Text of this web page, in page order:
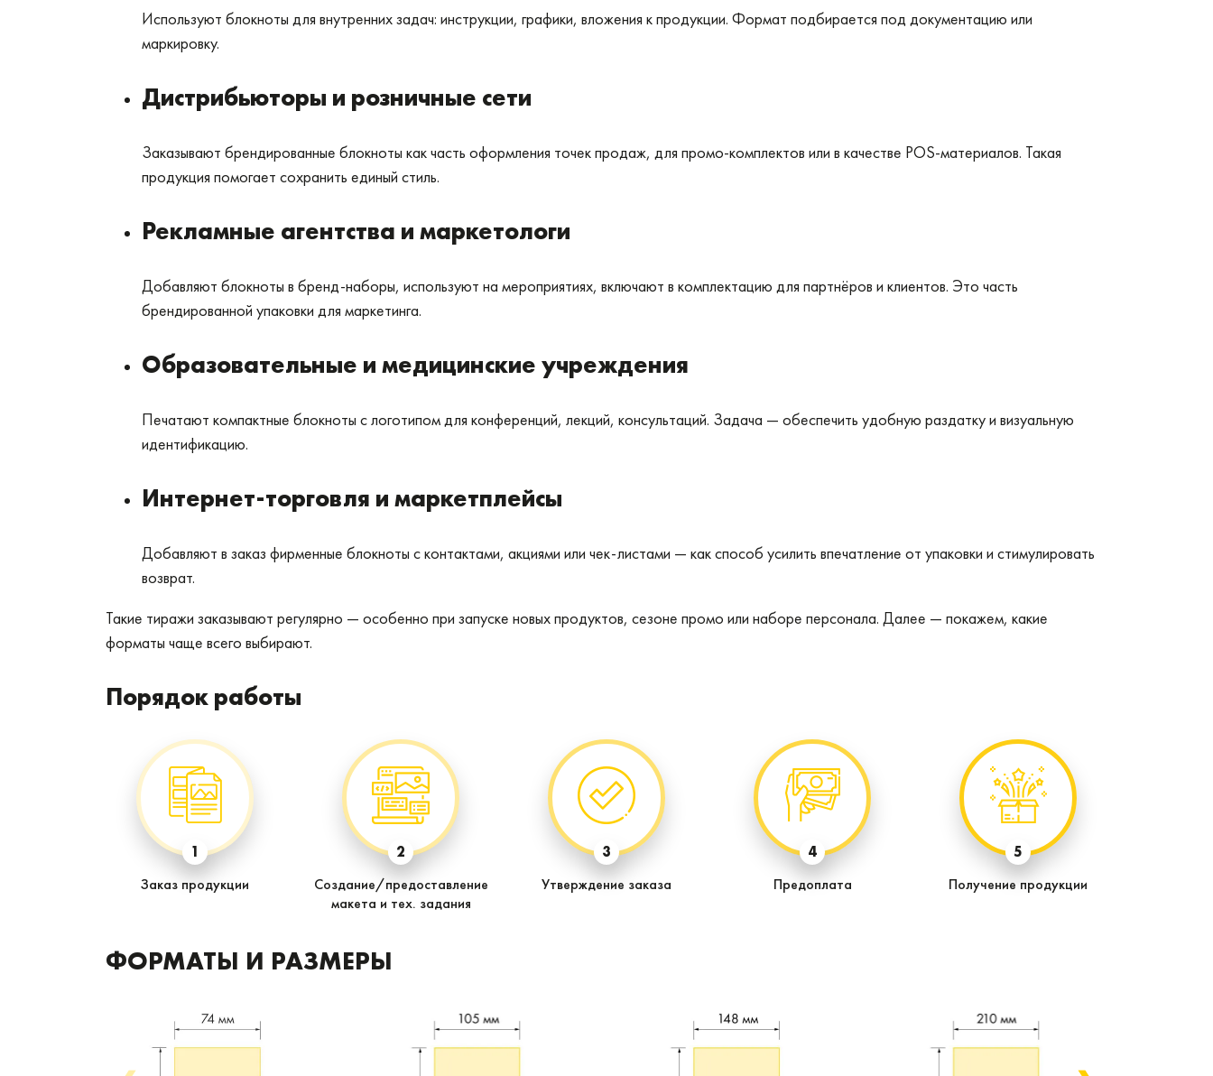
Используют блокноты для внутренних задач: инструкции, графики, вложения к продукции. Формат подбирается под документацию или
маркировку.
Дистрибьюторы и розничные сети
Заказывают брендированные блокноты как часть оформления точек продаж, для промо-комплектов или в качестве POS‑материалов. Такая
продукция помогает сохранить единый стиль.
Рекламные агентства и маркетологи
Добавляют блокноты в бренд-наборы, используют на мероприятиях, включают в комплектацию для партнёров и клиентов. Это часть
брендированной упаковки для маркетинга.
Образовательные и медицинские учреждения
Печатают компактные блокноты с логотипом для конференций, лекций, консультаций. Задача — обеспечить удобную раздатку и визуальную
идентификацию.
Интернет-торговля и маркетплейсы
Добавляют в заказ фирменные блокноты с контактами, акциями или чек-листами — как способ усилить впечатление от упаковки и стимулировать
возврат.
Такие тиражи заказывают регулярно — особенно при запуске новых продуктов, сезоне промо или наборе персонала. Далее — покажем, какие
форматы чаще всего выбирают.
Порядок работы
1
Заказ продукции
2
Создание/предоставление
макета и тех. задания
3
Утверждение заказа
4
Предоплата
5
Получение продукции
ФОРМАТЫ И РАЗМЕРЫ